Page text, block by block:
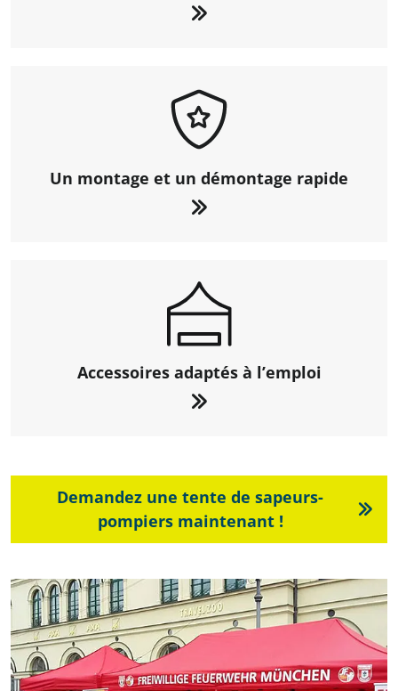
Un montage et un démontage rapide
Accessoires adaptés à l’emploi
Demandez une tente de sapeurs-
pompiers maintenant !